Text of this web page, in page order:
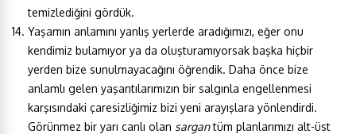
temizlediğini gördük.
Yaşamın anlamını yanlış yerlerde aradığımızı, eğer onu
kendimiz bulamıyor ya da oluşturamıyorsak başka hiçbir
yerden bize sunulmayacağını öğrendik. Daha önce bize
anlamlı gelen yaşantılarımızın bir salgınla engellenmesi
karşısındaki çaresizliğimiz bizi yeni arayışlara yönlendirdi.
Görünmez bir yarı canlı olan sargantüm planlarımızı alt-üst